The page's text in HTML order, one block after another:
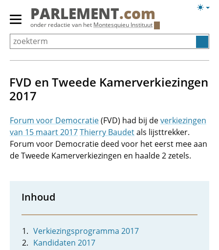
Overslaan
Primair
menu
tonen/verbergen
PARLEMENT.com
onder redactie van het Montesquieu Instituut
FVD en Tweede Kamerverkiezingen
2017
Forum voor Democratie(FVD) had bij deverkiezingen
van 15 maart 2017Thierry Baudetals lijsttrekker.
Forum voor Democratie deed voor het eerst mee aan
de Tweede Kamerverkiezingen en haalde 2 zetels.
Inhoud
Verkiezingsprogramma 2017
Kandidaten 2017